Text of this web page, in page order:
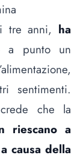
tre anni, ha
a punto un
sentimenti.
che la
riescano a
causa della